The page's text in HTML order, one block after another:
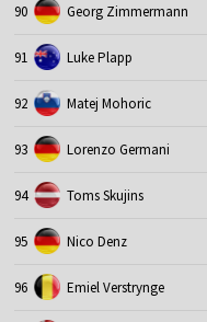
90 Georg Zimmermann
91 Luke Plapp
92 Matej Mohoric
93 Lorenzo Germani
94 Toms Skujins
95 Nico Denz
96 Emiel Verstrynge